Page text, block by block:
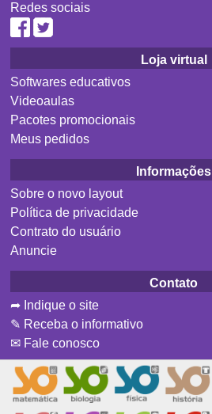
Redes sociais
Loja virtual
Softwares educativos
Videoaulas
Pacotes promocionais
Meus pedidos
Informações
Sobre o novo layout
Política de privacidade
Contrato do usuário
Anuncie
Contato
➦ Indique o site
✎ Receba o informativo
✉ Fale conosco